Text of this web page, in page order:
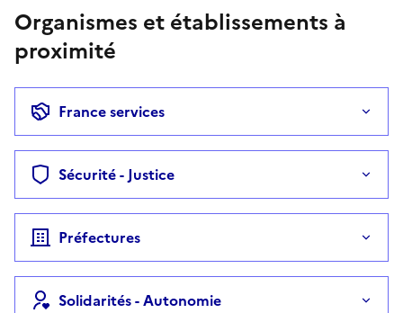
Organismes et établissements à
proximité
France services
Sécurité - Justice
Préfectures
Solidarités - Autonomie